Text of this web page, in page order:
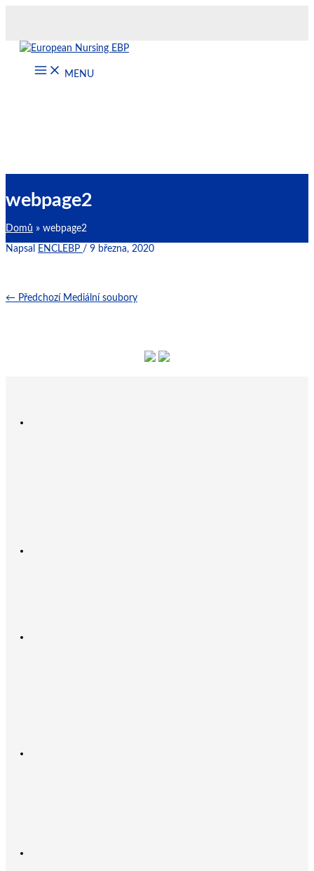
obsah
MENU
webpage2
Domů webpage2
Napsal ENCLEBP / 9 března, 2020
← Předchozí Mediální soubory